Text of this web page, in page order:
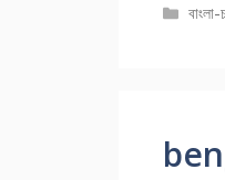
বাংলা-